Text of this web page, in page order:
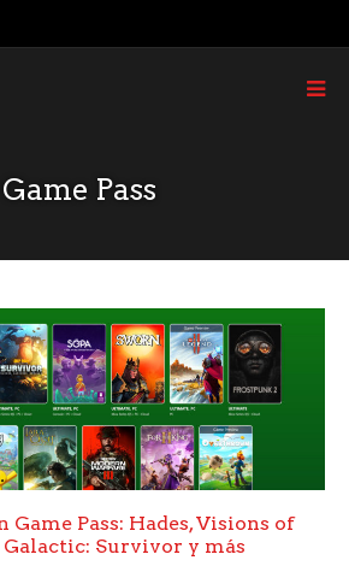
Game Pass
Pass: Hades, Visions of
Galactic: Survivor y más